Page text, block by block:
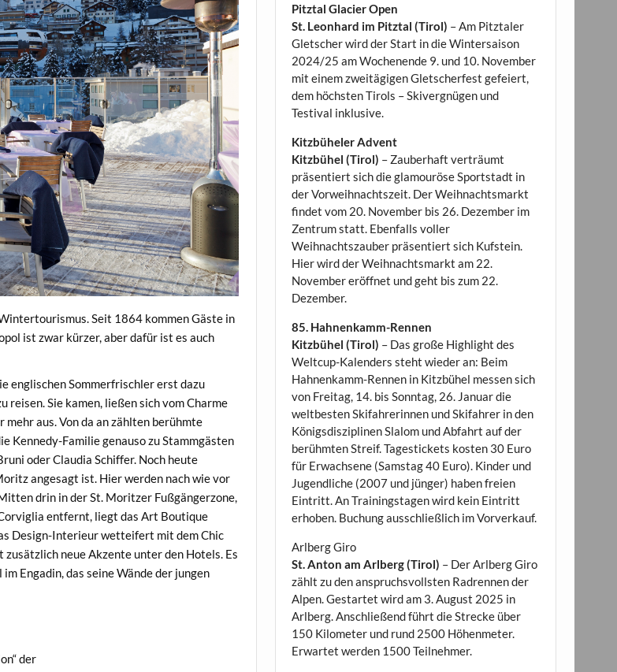
Seit 1864 kommen Gäste in
ist zwar kürzer, aber dafür ist es auch
englischen Sommerfrischler erst dazu
Sie kamen, ließen sich vom Charme
aus. Von da an zählten berühmte
Kennedy-Familie genauso zu Stammgästen
oder Claudia Schiffer. Noch heute
angesagt ist. Hier werden nach wie vor
drin in der St. Moritzer Fußgängerzone,
entfernt, liegt das Art Boutique
Design-Interieur wetteifert mit dem Chic
neue Akzente unter den Hotels. Es
Engadin, das seine Wände der jungen
der
Pitztal Glacier Open
St. Leonhard im Pitztal (Tirol) – Am Pitztaler
Gletscher wird der Start in die Wintersaison
2024/25 am Wochenende 9. und 10. November
mit einem zweitägigen Gletscherfest gefeiert,
dem höchsten Tirols – Skivergnügen und
Testival inklusive.
Kitzbüheler Advent
Kitzbühel (Tirol) – Zauberhaft verträumt
präsentiert sich die glamouröse Sportstadt in
der Vorweihnachtszeit. Der Weihnachtsmarkt
findet vom 20. November bis 26. Dezember im
Zentrum statt. Ebenfalls voller
Weihnachtszauber präsentiert sich Kufstein.
Hier wird der Weihnachtsmarkt am 22.
November eröffnet und geht bis zum 22.
Dezember.
85. Hahnenkamm-Rennen
Kitzbühel (Tirol) – Das große Highlight des
Weltcup-Kalenders steht wieder an: Beim
Hahnenkamm-Rennen in Kitzbühel messen sich
von Freitag, 14. bis Sonntag, 26. Januar die
weltbesten Skifahrerinnen und Skifahrer in den
Königsdisziplinen Slalom und Abfahrt auf der
berühmten Streif. Tagestickets kosten 30 Euro
für Erwachsene (Samstag 40 Euro). Kinder und
Jugendliche (2007 und jünger) haben freien
Eintritt. An Trainingstagen wird kein Eintritt
erhoben. Buchung ausschließlich im Vorverkauf.
Arlberg Giro
St. Anton am Arlberg (Tirol) – Der Arlberg Giro
zählt zu den anspruchsvollsten Radrennen der
Alpen. Gestartet wird am 3. August 2025 in
Arlberg. Anschließend führt die Strecke über
150 Kilometer und rund 2500 Höhenmeter.
Erwartet werden 1500 Teilnehmer.